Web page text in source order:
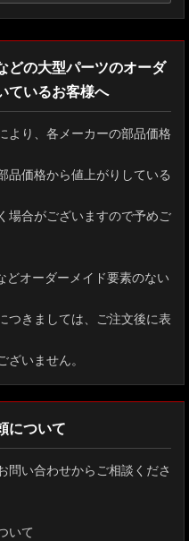
ヤリス
ス
ルファイア
ファード
ファイア
ァード
ノア/ヴォクシー
どの大型パーツのオーダ
ているお客様へ
より、各メーカーの部品価格
品価格から値上がりしている
場合がございますので予めご
どオーダーメイド要素のない
つきましては、ご注文後に表
いません。
について
問い合わせからご相談くださ
いて